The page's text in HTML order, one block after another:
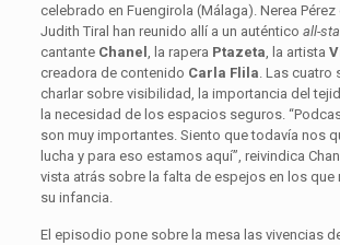
celebrado en Fuengirola (Málaga). Nerea Pérez
Judith Tiral han reunido allí a un auténtico all-
cantante Chanel , la rapera Ptazeta , la artista
creadora de contenido Carla Flila . Las cuatro
charlar sobre visibilidad, la importancia del
la necesidad de los espacios seguros.
son muy importantes. Siento que todavía nos
lucha y para eso estamos aquí”, reivindica
vista atrás sobre la falta de espejos en los que
su infancia.
El episodio pone sobre la mesa las vivencias